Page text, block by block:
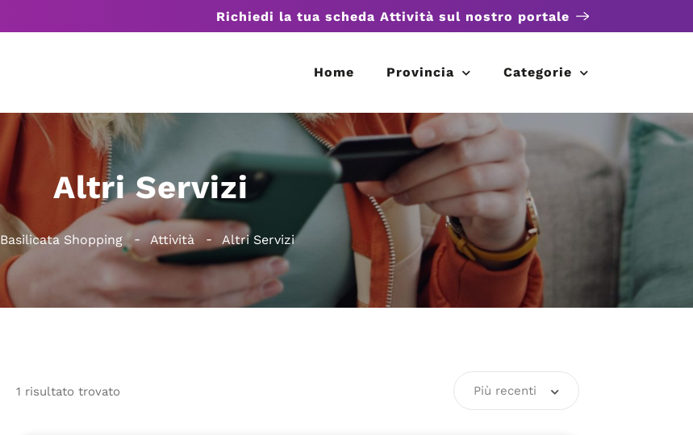
Richiedi la tua scheda Attività sul nostro portale
Home Provincia Categorie
Altri Servizi
Basilicata Shopping Attività Altri Servizi
1 risultato trovato Più recenti